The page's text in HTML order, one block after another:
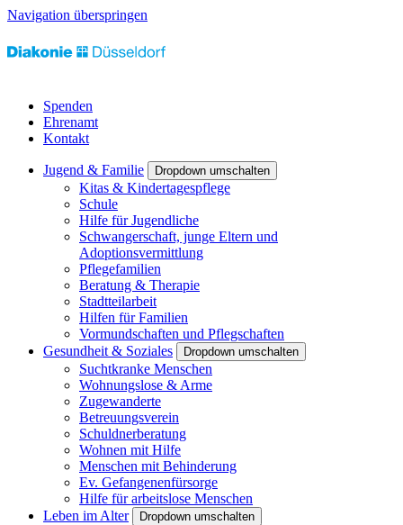
Navigation überspringen
Spenden
Ehrenamt
Kontakt
Jugend & Familie Dropdown umschalten
Kitas & Kindertagespflege
Schule
Hilfe für Jugendliche
Schwangerschaft, junge Eltern und
Adoptionsvermittlung
Pflegefamilien
Beratung & Therapie
Stadtteilarbeit
Hilfen für Familien
Vormundschaften und Pflegschaften
Gesundheit & Soziales
Dropdown umschalten
Suchtkranke Menschen
Wohnungslose & Arme
Zugewanderte
Betreuungsverein
Schuldnerberatung
Wohnen mit Hilfe
Menschen mit Behinderung
Ev. Gefangenenfürsorge
Hilfe für arbeitslose Menschen
Leben im Alter
Dropdown umschalten